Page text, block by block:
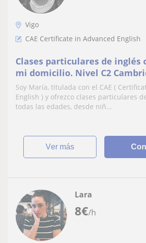
Vigo
CAE Certificate in Advanced English
Clases particulares de inglés
mi domicilio. Nivel C2
dar clases de niños a adultos
Soy María, titulada con el CAE (
English ) y ofrezco clases particulares
todas las edades, desde niñ...
ver más
8€/h
Lara